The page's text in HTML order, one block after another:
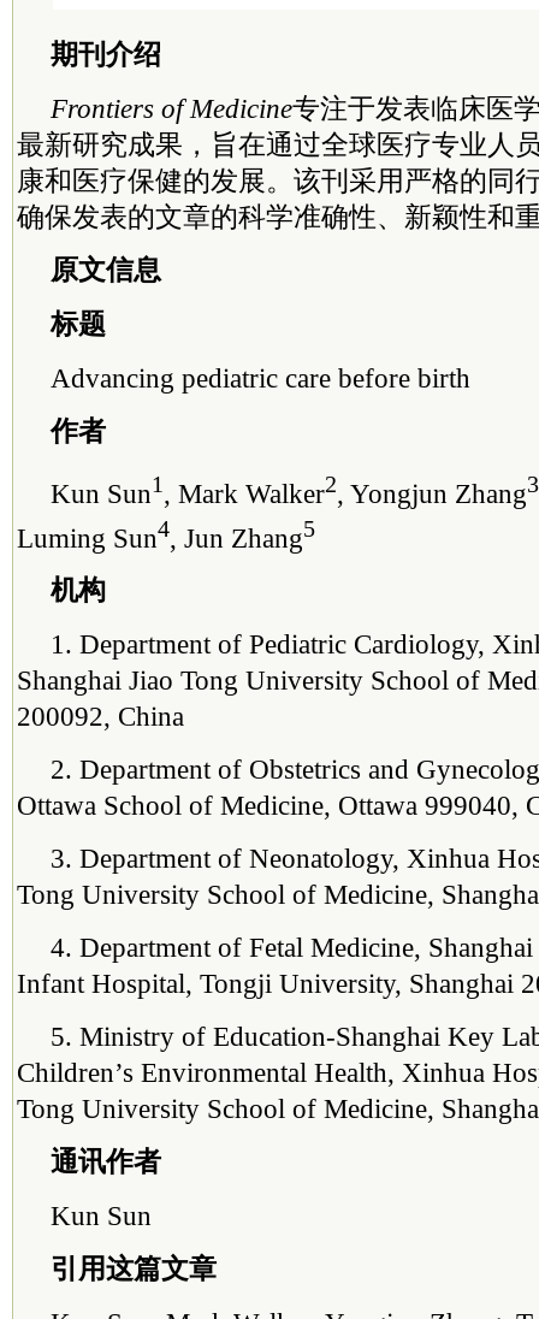
期刊介绍
Frontiers of Medicine专注于发表临床医
最新研究成果，旨在通过全球医疗专业人
康和医疗保健的发展。该刊采用严格的同
确保发表的文章的科学准确性、新颖性和
原文信息
标题
Advancing pediatric care before birth
作者
Kun Sun1, Mark Walker2, Yongjun Zhang3
Luming Sun4, Jun Zhang5
机构
1. Department of Pediatric Cardiology,
Shanghai Jiao Tong University School of
200092, China
2. Department of Obstetrics and
Ottawa School of Medicine, Ottawa 999040,
3. Department of Neonatology, Xinhua
Tong University School of Medicine,
4. Department of Fetal Medicine,
Infant Hospital, Tongji University, Shanghai
5. Ministry of Education-Shanghai Key
Children’s Environmental Health, Xinhua
Tong University School of Medicine,
通讯作者
Kun Sun
引用这篇文章